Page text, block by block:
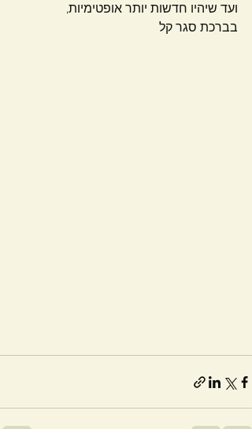
ועד שיהיו חדשות יותר אופטימיות,
בברכת סגר קל